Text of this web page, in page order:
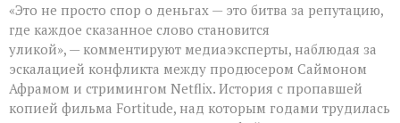
слово
бьёт
больнее
иска:
новый
виток
спора
Netflix
«Это не просто спор о деньгах — это битва за репутацию,
где каждое сказанное слово становится
уликой», — комментируют медиаэксперты, наблюдая за
эскалацией конфликта между продюсером Саймоном
Афрамом и стримингом Netflix. История с пропавшей
копией фильма Fortitude, над которым годами трудилась